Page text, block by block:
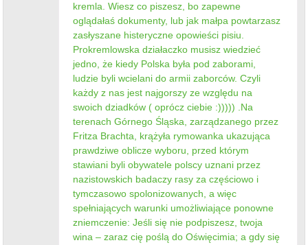
kremla. Wiesz co piszesz, bo zapewne
oglądałaś dokumenty, lub jak małpa powtarzasz
zasłyszane histeryczne opowieści pisiu.
Prokremlowska działaczko musisz wiedzieć
jedno, że kiedy Polska była pod zaborami,
ludzie byli wcielani do armii zaborców. Czyli
każdy z nas jest najgorszy ze względu na
swoich dziadków ( oprócz ciebie :))))) .Na
terenach Górnego Śląska, zarządzanego przez
Fritza Brachta, krążyła rymowanka ukazująca
prawdziwe oblicze wyboru, przed którym
stawiani byli obywatele polscy uznani przez
nazistowskich badaczy rasy za częściowo i
tymczasowo spolonizowanych, a więc
spełniających warunki umożliwiające ponowne
zniemczenie: Jeśli się nie podpiszesz, twoja
wina – zaraz cię poślą do Oświęcimia; a gdy się